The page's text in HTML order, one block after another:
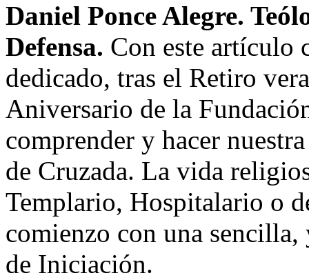
Daniel Ponce Alegre.
Defensa. Con este
dedicado, tras el Retiro
Aniversario de la
comprender y hacer
de Cruzada. La vida
Templario, Hospitalario o
comienzo con una
de Iniciación.